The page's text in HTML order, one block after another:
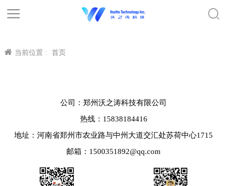
当前位置 : 首页
公司：郑州沃之涛科技有限公司
热线：15838184416
地址：河南省郑州市农业路与中州大道交汇处苏荷中心1715
邮箱：1500351892@qq.com